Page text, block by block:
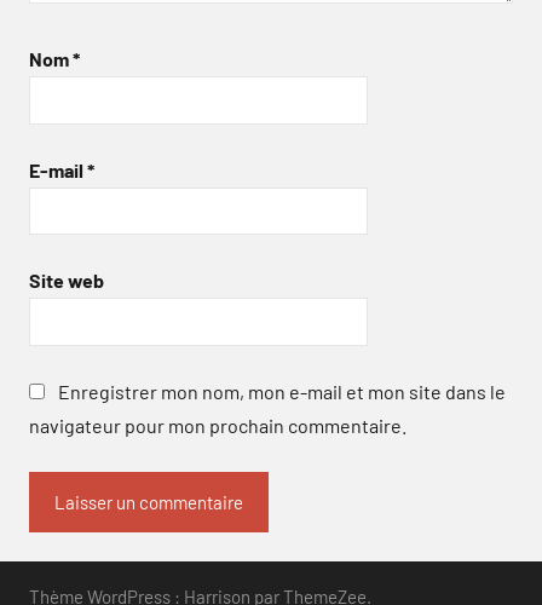
Nom*
E-mail *
Site web
Enregistrer mon nom, mon e-mail et mon site dans le
navigateur pour mon prochain commentaire.
Thème WordPress : Harrison par ThemeZee.